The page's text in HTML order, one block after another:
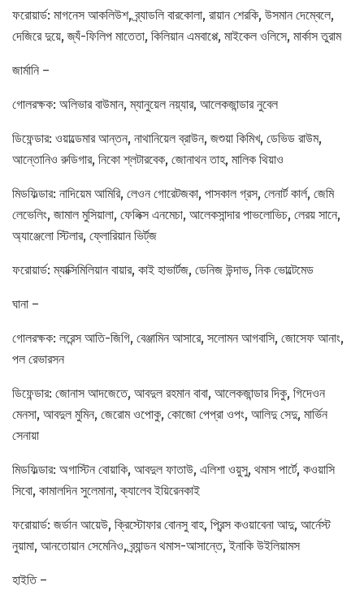
ফরোয়ার্ড: মাগনেস আকলিউশ, ব্র্যাডলি বারকোলা, রায়ান শেরকি, উসমান দেম্বেলে,
দেজিরে দুয়ে, জ্যঁ-ফিলিপ মাতেতা, কিলিয়ান এমবাপ্পে, মাইকেল ওলিসে, মার্কাস তুরাম
জার্মানি –
গোলরক্ষক: অলিভার বাউমান, ম্যানুয়েল নয়্যার, আলেকজান্ডার নুবেল
ডিফেন্ডার: ওয়াল্ডেমার আন্তন, নাথানিয়েল ব্রাউন, জশুয়া কিমিখ, ডেভিড রাউম,
আন্তোনিও রুডিগার, নিকো শ্লটারবেক, জোনাথন তাহ, মালিক থিয়াও
মিডফিল্ডার: নাদিয়েম আমিরি, লেওন গোরেটজকা, পাসকাল গ্রস, লেনার্ট কার্ল, জেমি
লেভেলিং, জামাল মুসিয়ালা, ফেলিক্স এনমেচা, আলেকসান্দার পাভলোভিচ, লেরয় সানে,
অ্যাঞ্জেলো স্টিলার, ফ্লোরিয়ান ভির্ট্‌জ
ফরোয়ার্ড: ম্যাক্সিমিলিয়ান বায়ার, কাই হাভার্টজ, ডেনিজ উন্দাভ, নিক ভোল্টেমেড
ঘানা –
গোলরক্ষক: লরেন্স আতি-জিগি, বেঞ্জামিন আসারে, সলোমন আগবাসি, জোসেফ আনাং,
পল রেভারসন
ডিফেন্ডার: জোনাস আদজেতে, আবদুল রহমান বাবা, আলেকজান্ডার দিকু, গিদেওন
মেনসা, আবদুল মুমিন, জেরোম ওপোকু, কোজো পেপ্রা ওপং, আলিদু সেদু, মার্ভিন
সেনায়া
মিডফিল্ডার: অগাস্টিন বোয়াকি, আবদুল ফাতাউ, এলিশা ওয়ুসু, থমাস পার্টে, কওয়াসি
সিবো, কামালদিন সুলেমানা, ক্যালেব ইয়িরেনকাই
ফরোয়ার্ড: জর্ডান আয়েউ, ক্রিস্টোফার বোনসু বাহ, প্রিন্স কওয়াবেনা আদু, আর্নেস্ট
নুয়ামা, আনতোয়ান সেমেনিও, ব্র্যান্ডন থমাস-আসান্তে, ইনাকি উইলিয়ামস
হাইতি –